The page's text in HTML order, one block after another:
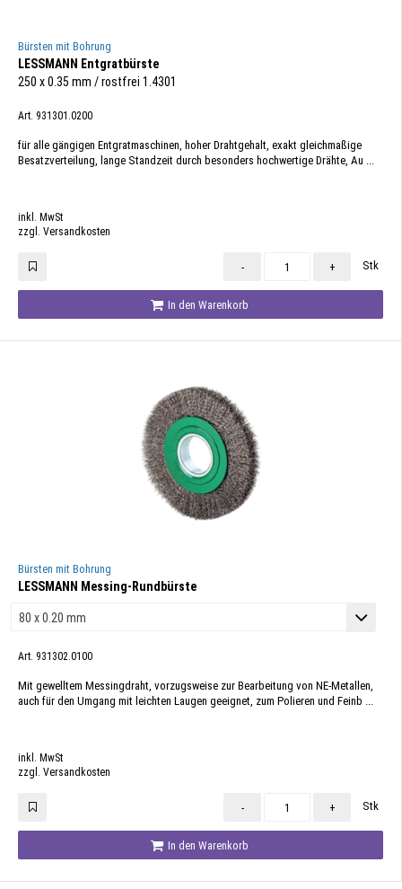
Bürsten mit Bohrung
LESSMANN Entgratbürste
250 x 0.35 mm / rostfrei 1.4301
Art. 931301.0200
für alle gängigen Entgratmaschinen, hoher Drahtgehalt, exakt gleichmaßige
Besatzverteilung, lange Standzeit durch besonders hochwertige Drähte, Au ...
inkl. MwSt
zzgl. Versandkosten
- + Stk
In den Warenkorb
Bürsten mit Bohrung
LESSMANN Messing-Rundbürste
Art. 931302.0100
Mit gewelltem Messingdraht, vorzugsweise zur Bearbeitung von NE-Metallen,
auch für den Umgang mit leichten Laugen geeignet, zum Polieren und Feinb ...
inkl. MwSt
zzgl. Versandkosten
- + Stk
In den Warenkorb